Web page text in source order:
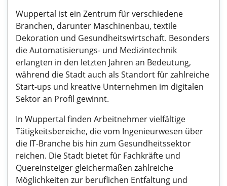
Wuppertal ist ein Zentrum für verschiedene
Branchen, darunter Maschinenbau, textile
Dekoration und Gesundheitswirtschaft. Besonders
die Automatisierungs- und Medizintechnik
erlangten in den letzten Jahren an Bedeutung,
während die Stadt auch als Standort für zahlreiche
Start-ups und kreative Unternehmen im digitalen
Sektor an Profil gewinnt.
In Wuppertal finden Arbeitnehmer vielfältige
Tätigkeitsbereiche, die vom Ingenieurwesen über
die IT-Branche bis hin zum Gesundheitssektor
reichen. Die Stadt bietet für Fachkräfte und
Quereinsteiger gleichermaßen zahlreiche
Möglichkeiten zur beruflichen Entfaltung und